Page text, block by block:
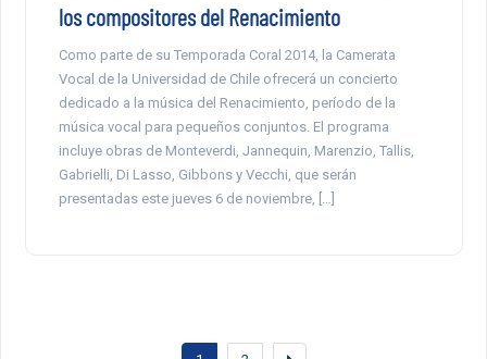
los compositores del Renacimiento
Como parte de su Temporada Coral 2014, la Camerata
Vocal de la Universidad de Chile ofrecerá un concierto
dedicado a la música del Renacimiento, período de la
música vocal para pequeños conjuntos. El programa
incluye obras de Monteverdi, Jannequin, Marenzio, Tallis,
Gabrielli, Di Lasso, Gibbons y Vecchi, que serán
presentadas este jueves 6 de noviembre, […]